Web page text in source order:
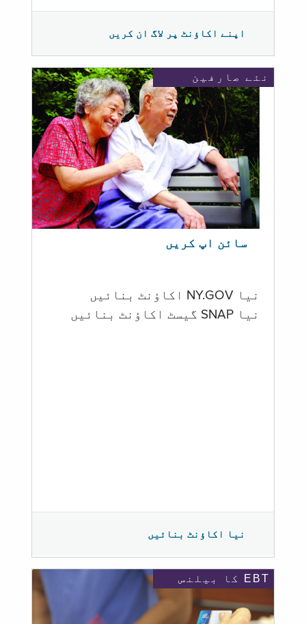
اپنے اکاؤنٹ پر لاگ ان کریں
نئے صارفین
سائن اپ کریں
نیا NY.GOV اکاؤنٹ بنائیں
نیا SNAP گیسٹ اکاؤنٹ بنائیں
نیا اکاؤنٹ بنائیں
EBT کا بیلنس